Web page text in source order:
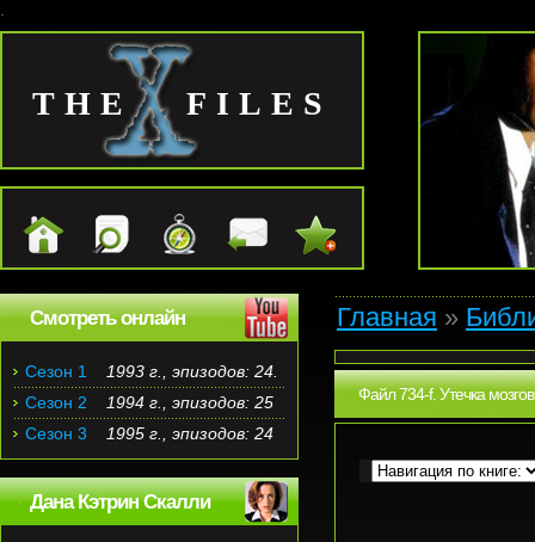
THE FILES
Главная »
Файл 734-f. Утечка
Смотреть онлайн
Сезон 1
1993 г., эпизодов: 24.
Сезон 2
1994 г., эпизодов: 25
Сезон 3
1995 г., эпизодов: 24
Дана Кэтрин Скалли